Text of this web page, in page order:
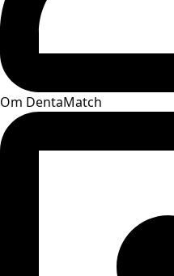
Om DentaMatch